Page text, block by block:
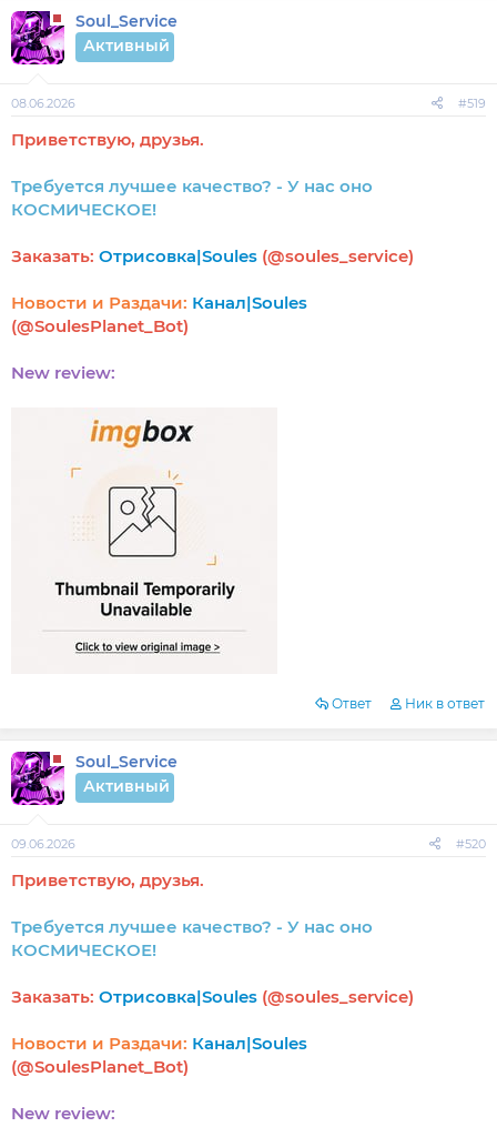
Soul_Service
Активный
08.06.2026 #519
Приветствую, друзья.
Требуется лучшее качество? - У нас оно
КОСМИЧЕСКОЕ!
Заказать: Отрисовка|Soules (@soules_service)
Новости и Раздачи: Канал|Soules
(@SoulesPlanet_Bot)
New review:
Ответ Ник в ответ
Soul_Service
Активный
09.06.2026 #520
Приветствую, друзья.
Требуется лучшее качество? - У нас оно
КОСМИЧЕСКОЕ!
Заказать: Отрисовка|Soules (@soules_service)
Новости и Раздачи: Канал|Soules
(@SoulesPlanet_Bot)
New review: